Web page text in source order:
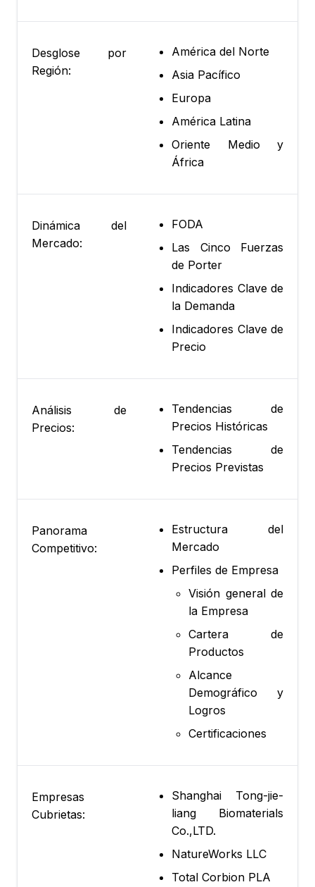
Desglose por
Región:
América del Norte
Asia Pacífico
Europa
América Latina
Oriente Medio y
África
Dinámica del
Mercado:
FODA
Las Cinco Fuerzas
de Porter
Indicadores Clave de
la Demanda
Indicadores Clave de
Precio
Análisis de
Precios:
Tendencias de
Precios Históricas
Tendencias de
Precios Previstas
Panorama
Competitivo:
Estructura del
Mercado
Perfiles de Empresa
Visión general de
la Empresa
Cartera de
Productos
Alcance
Demográfico y
Logros
Certificaciones
Empresas
Cubrietas:
Shanghai Tong-jie-
liang Biomaterials
Co.,LTD.
NatureWorks LLC
Total Corbion PLA